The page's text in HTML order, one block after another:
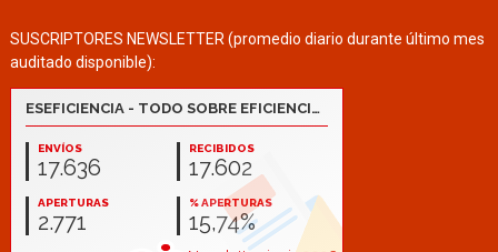
SUSCRIPTORES NEWSLETTER (promedio diario durante último mes
auditado disponible):